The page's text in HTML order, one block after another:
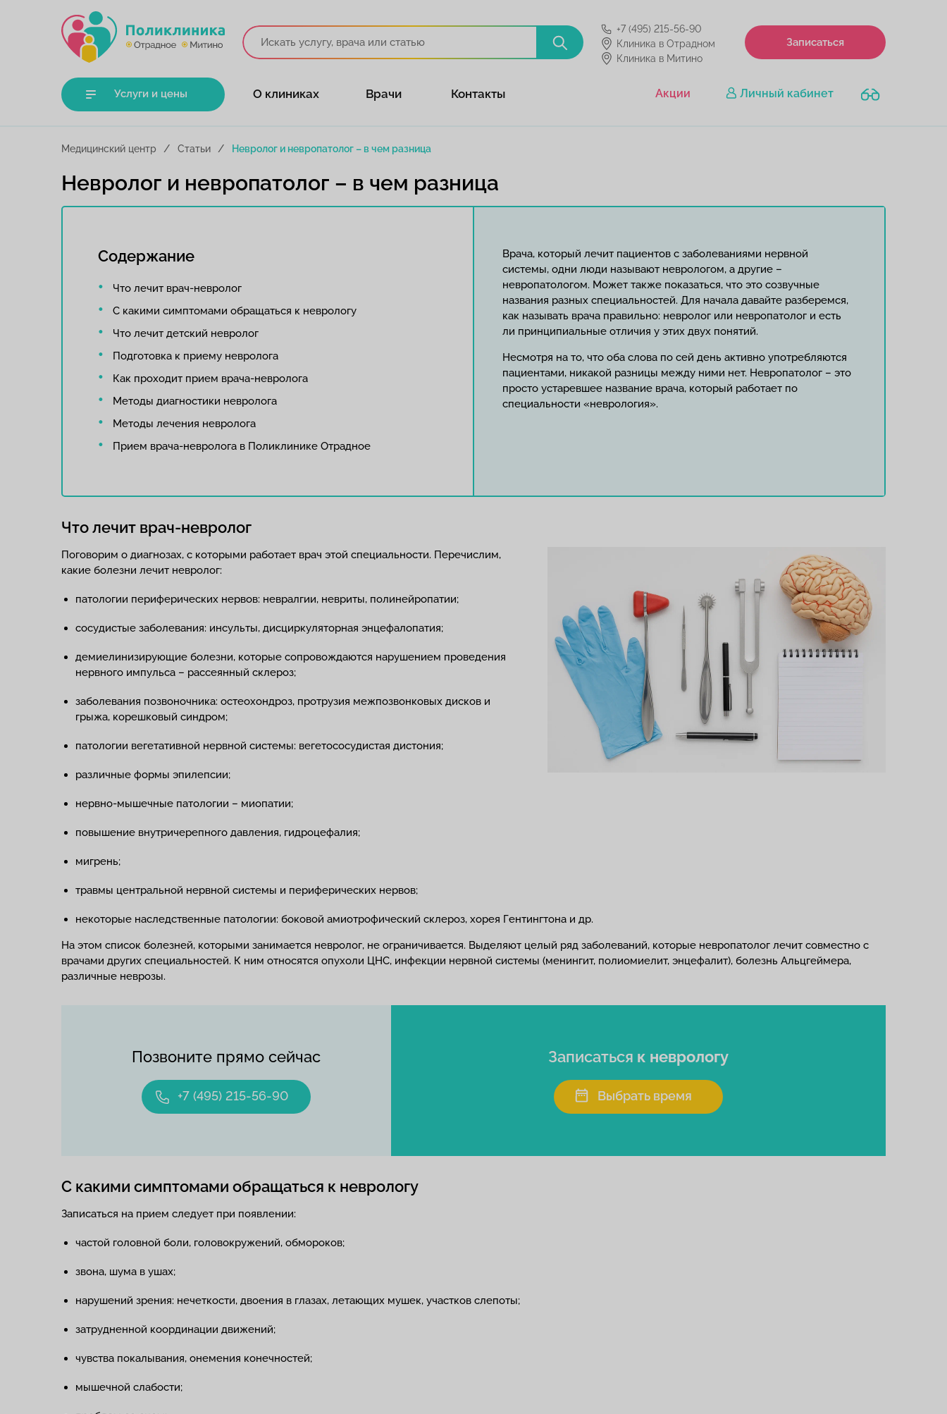
+7 (495) 215-56-90
Клиника в Отрадном
Клиника в Митино
Записаться
Услуги и цены О клиниках Врачи Контакты Акции Личный кабинет
Медицинский центр Статьи Невролог и невропатолог – в чем разница
Невролог и невропатолог – в чем разница
Содержание
Что лечит врач-невролог
С какими симптомами обращаться к неврологу
Что лечит детский невролог
Подготовка к приему невролога
Как проходит прием врача-невролога
Методы диагностики невролога
Методы лечения невролога
Прием врача-невролога в Поликлинике Отрадное
Врача, который лечит пациентов с заболеваниями нервной
системы, одни люди называют неврологом, а другие –
невропатологом. Может также показаться, что это созвучные
названия разных специальностей. Для начала давайте разберемся,
как называть врача правильно: невролог или невропатолог и есть
ли принципиальные отличия у этих двух понятий.
Несмотря на то, что оба слова по сей день активно употребляются
пациентами, никакой разницы между ними нет. Невропатолог – это
просто устаревшее название врача, который работает по
специальности «неврология».
Что лечит врач-невролог
Поговорим о диагнозах, с которыми работает врач этой специальности. Перечислим,
какие болезни лечит невролог:
патологии периферических нервов: невралгии, невриты, полинейропатии;
сосудистые заболевания: инсульты, дисциркуляторная энцефалопатия;
демиелинизирующие болезни, которые сопровождаются нарушением проведения
нервного импульса – рассеянный склероз;
заболевания позвоночника: остеохондроз, протрузия межпозвонковых дисков и
грыжа, корешковый синдром;
патологии вегетативной нервной системы: вегетососудистая дистония;
различные формы эпилепсии;
нервно-мышечные патологии – миопатии;
повышение внутричерепного давления, гидроцефалия;
мигрень;
травмы центральной нервной системы и периферических нервов;
некоторые наследственные патологии: боковой амиотрофический склероз, хорея Гентингтона и др.
На этом список болезней, которыми занимается невролог, не ограничивается. Выделяют целый ряд заболеваний, которые невропатолог лечит совместно с
врачами других специальностей. К ним относятся опухоли ЦНС, инфекции нервной системы (менингит, полиомиелит, энцефалит), болезнь Альцгеймера,
различные неврозы.
Позвоните прямо сейчас
+7 (495) 215-56-90
Записаться к неврологу
Выбрать время
С какими симптомами обращаться к неврологу
Записаться на прием следует при появлении:
частой головной боли, головокружений, обмороков;
звона, шума в ушах;
нарушений зрения: нечеткости, двоения в глазах, летающих мушек, участков слепоты;
затрудненной координации движений;
чувства покалывания, онемения конечностей;
мышечной слабости;